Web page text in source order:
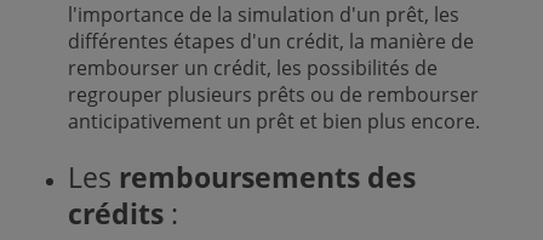
l'importance de la simulation d'un prêt, les
différentes étapes d'un crédit, la manière de
rembourser un crédit, les possibilités de
regrouper plusieurs prêts ou de rembourser
anticipativement un prêt et bien plus encore.
Les remboursements des
crédits :